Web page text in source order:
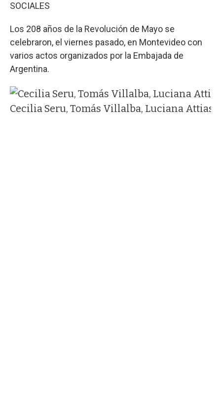
SOCIALES
Los 208 años de la Revolución de Mayo se
celebraron, el viernes pasado, en Montevideo con
varios actos organizados por la Embajada de
Argentina.
Cecilia Seru, Tomás Villalba, Luciana Attias,